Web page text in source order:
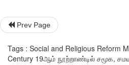
கருதியது. விதவை
குழந்தைத் திருமணத்தையும் தடை
ஆரிய சமாஜம், கிறித்தவ
வளர்ந்து கொண்டிருந்த ஒரு
Prev Page
Tags : Social and Religious Reform
Century 19ஆம் நூற்றாண்டில் சமூக,